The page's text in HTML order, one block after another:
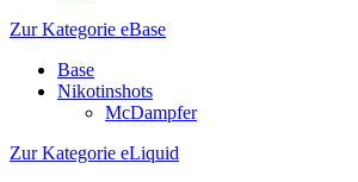
Zur Kategorie eBase
Base
Nikotinshots
McDampfer
Zur Kategorie eLiquid